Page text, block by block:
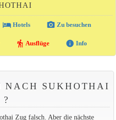
local_hotelHotels photo_camera Zu besuchen
hiking Ausflüge info Info
SUKHOTHAI
?
Zug falsch. Aber die nächste